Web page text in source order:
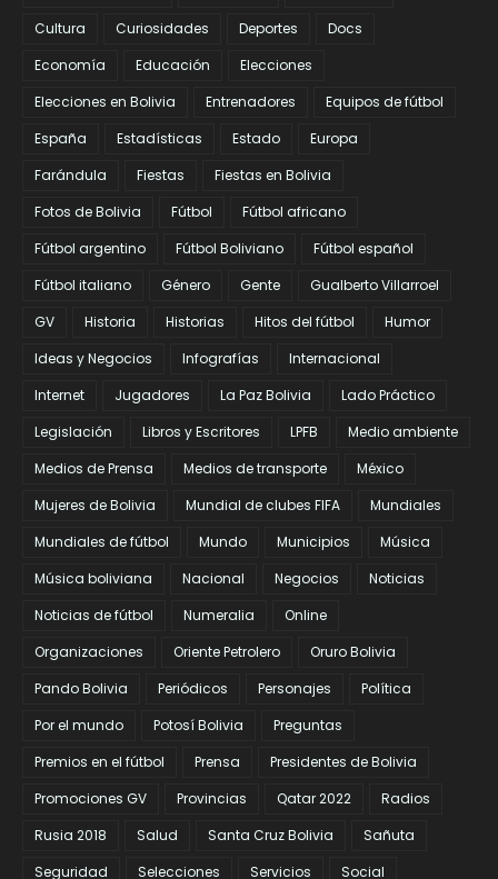
Cultura
Curiosidades Deportes
Docs
Economía
Educación
Elecciones
Elecciones en Bolivia
Entrenadores
Equipos de fútbol
España
Estadísticas Estado
Europa
Farándula
Fiestas
Fiestas en Bolivia
Fotos de Bolivia
Fútbol
Fútbol africano
Fútbol argentino
Fútbol Boliviano
Fútbol español
Fútbol italiano
Género Gente
Gualberto Villarroel
GV
Historia Historias Hitos del fútbol
Humor
Ideas y Negocios
Infografías
Internacional
Internet
Jugadores La Paz Bolivia
Lado Práctico
Legislación
Libros y Escritores LPFB
Medio ambiente
Medios de Prensa
Medios de transporte
México
Mujeres de Bolivia
Mundial de clubes FIFA
Mundiales
Mundiales de fútbol
Mundo Municipios
Música
Música boliviana
Nacional Negocios
Noticias
Noticias de fútbol
Numeralia
Online
Organizaciones
Oriente Petrolero
Oruro Bolivia
Pando Bolivia
Periódicos Personajes
Política
Por el mundo
Potosí Bolivia
Preguntas
Premios en el fútbol
Prensa
Presidentes de Bolivia
Promociones GV
Provincias Qatar 2022
Radios
Rusia 2018
Salud Santa Cruz Bolivia
Sañuta
Seguridad
Selecciones Servicios Social